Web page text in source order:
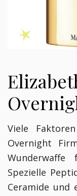
Viele
Overnight
Spezielle
Ceramide und